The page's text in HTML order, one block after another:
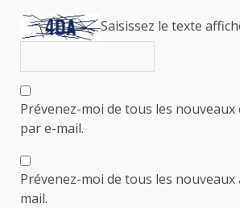
Saisissez le texte
Prévenez-moi de tous les
par e-mail.
Prévenez-moi de tous les
mail.